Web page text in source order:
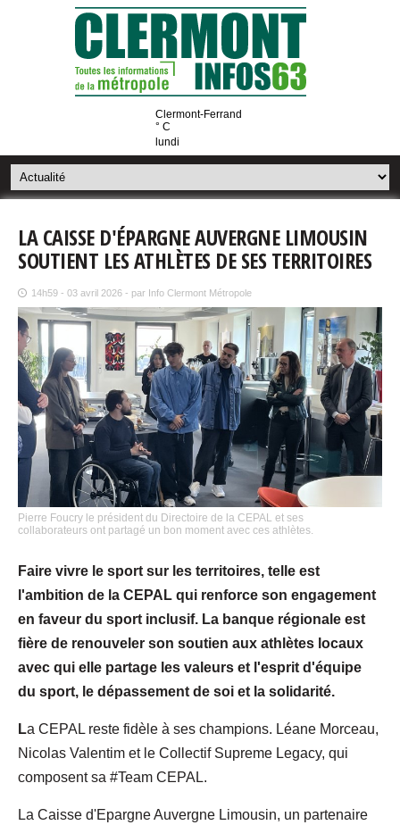
Clermont-Ferrand
° C
lundi
LA CAISSE D'ÉPARGNE AUVERGNE LIMOUSIN
SOUTIENT LES ATHLÈTES DE SES TERRITOIRES
14h59 - 03 avril 2026 - par Info Clermont Métropole
Pierre Foucry le président du Directoire de la CEPAL et ses
collaborateurs ont partagé un bon moment avec ces athlètes.
Faire vivre le sport sur les territoires, telle est
l'ambition de la CEPAL qui renforce son engagement
en faveur du sport inclusif. La banque régionale est
fière de renouveler son soutien aux athlètes locaux
avec qui elle partage les valeurs et l'esprit d'équipe
du sport, le dépassement de soi et la solidarité.
La CEPAL reste fidèle à ses champions. Léane Morceau,
Nicolas Valentim et le Collectif Supreme Legacy, qui
composent sa #Team CEPAL.
La Caisse d'Epargne Auvergne Limousin, un partenaire